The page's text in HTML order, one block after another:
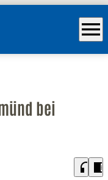
menu
bei
headphones chrome_reader_mode